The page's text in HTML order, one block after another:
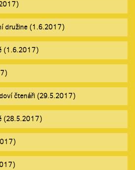
družine (1.6.2017)
(1.6.2017)
čtenáři (29.5.2017)
(28.5.2017)